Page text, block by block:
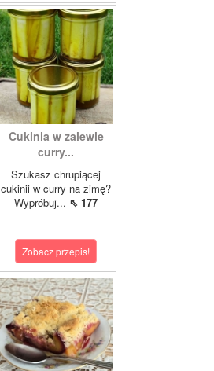
Cukinia w zalewie
curry...
Szukasz chrupiącej
cukinii w curry na zimę?
Wypróbuj... ⇖ 177
Zobacz przepis!